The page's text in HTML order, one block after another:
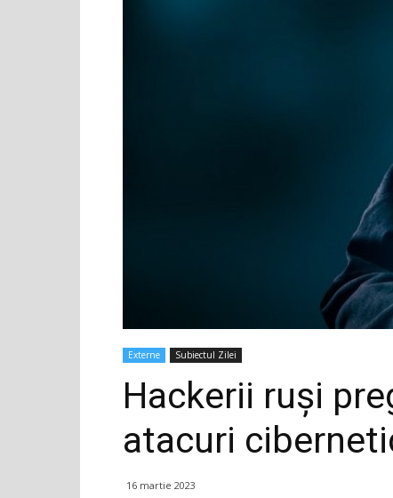
Externe Subiectul Zilei
Hackerii ruşi
atacuri
16 martie 2023